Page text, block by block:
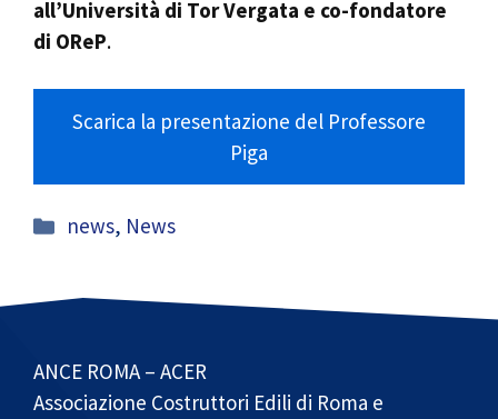
all’Università di Tor Vergata e co-fondatore
di OReP.
Scarica la presentazione del Professore
Piga
Categorie
news, News
ANCE ROMA – ACER
Associazione Costruttori Edili di Roma e